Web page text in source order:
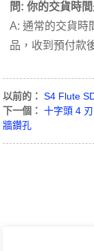
問: 你的交貨時
A: 通常的交貨時
品，收到預付款
以前的： S4 Flute
下一個： 十字頭 4
牆鑽孔